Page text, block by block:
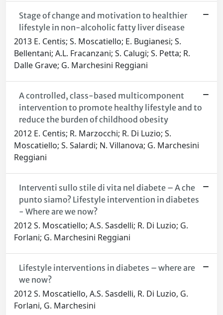
Stage of change and motivation to healthier
lifestyle in non-alcoholic fatty liver disease
2013 E. Centis; S. Moscatiello; E. Bugianesi; S.
Bellentani; A.L. Fracanzani; S. Calugi; S. Petta; R.
Dalle Grave; G. Marchesini Reggiani
A controlled, class-based multicomponent
intervention to promote healthy lifestyle and to
reduce the burden of childhood obesity
2012 E. Centis; R. Marzocchi; R. Di Luzio; S.
Moscatiello; S. Salardi; N. Villanova; G. Marchesini
Reggiani
Interventi sullo stile di vita nel diabete – A che
punto siamo? Lifestyle intervention in diabetes
- Where are we now?
2012 S. Moscatiello; A.S. Sasdelli; R. Di Luzio; G.
Forlani; G. Marchesini Reggiani
Lifestyle interventions in diabetes – where are
we now?
2012 S. Moscatiello, A.S. Sasdelli, R. Di Luzio, G.
Forlani, G. Marchesini